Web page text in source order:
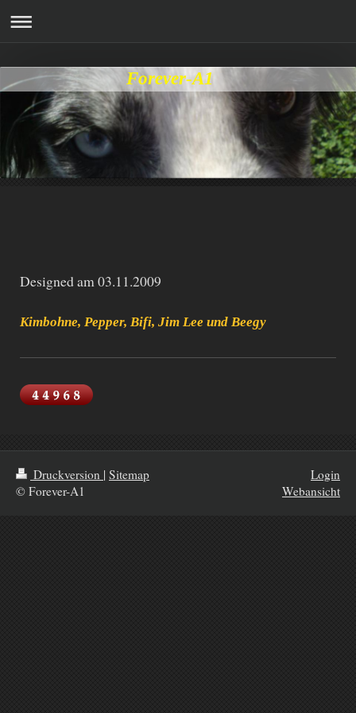
Forever-A1
Designed am 03.11.2009
Kimbohne, Pepper, Bifi, Jim Lee und Beegy
Druckversion | Sitemap
© Forever-A1
Login
Webansicht